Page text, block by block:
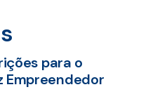
para o
Empreendedor